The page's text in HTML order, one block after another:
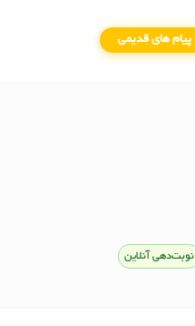
پیام های قدیمی
نوبت‌دهی آنلاین